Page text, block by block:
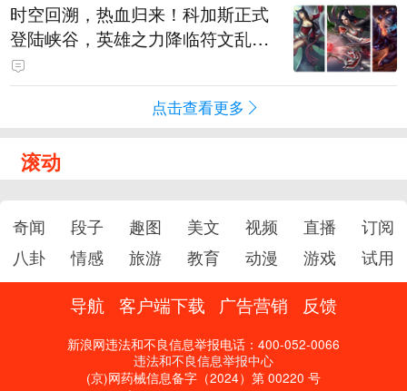
时空回溯，热血归来！科加斯正式
登陆峡谷，英雄之力降临符文乱
斗！
点击查看更多
滚动
奇闻 段子 趣图 美文 视频 直播
订阅
八卦
情感 旅游 教育 动漫 游戏 试用
导航 客户端下载 广告营销 反馈
新浪网违法和不良信息举报电话：400-052-0066
违法和不良信息举报中心
(京)网药械信息备字（2024）第 00220 号